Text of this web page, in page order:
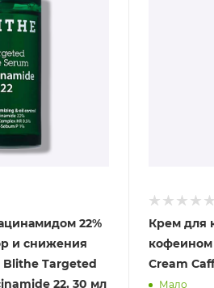
22%
и снижения
Targeted
22, 30 мл
Крем для
кофеином
Cream
Мало